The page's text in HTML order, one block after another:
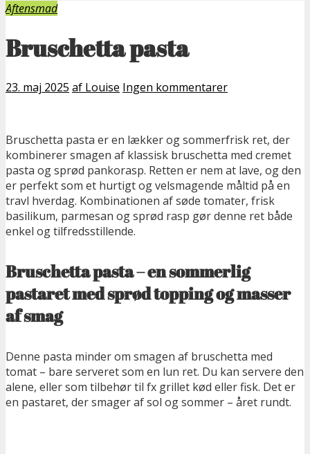
Aftensmad
Bruschetta pasta
23. maj 2025 af Louise Ingen kommentarer
Bruschetta pasta er en lækker og sommerfrisk ret, der
kombinerer smagen af klassisk bruschetta med cremet
pasta og sprød pankorasp. Retten er nem at lave, og den
er perfekt som et hurtigt ogvelsmagende måltid på en
travl hverdag. Kombinationen af søde tomater, frisk
basilikum, parmesan og sprød rasp gør denne ret både
enkel og tilfredsstillende.
Bruschetta pasta – en sommerlig
pastaret med sprød topping og masser
af smag
Denne pasta minder om smagen af bruschetta med
tomat – bare serveret som en lun ret. Du kan servere den
alene, eller som tilbehør til fx grillet kød eller fisk. Det er
en pastaret, der smager af sol og sommer – året rundt.